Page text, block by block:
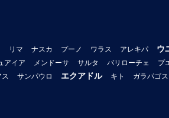
リマ ナスカ プーノ ワラス アレキパ ウ
アイア メンドーサ サルタ バリローチェ プ
ス サンパウロ エクアドル キト ガラパゴス